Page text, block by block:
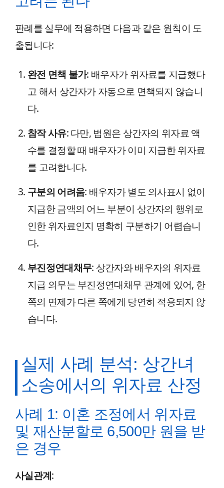
판례를 실무에 적용하면 다음과 같은 원칙이 도
출됩니다:
완전 면책 불가: 배우자가 위자료를 지급했다
고 해서 상간자가 자동으로 면책되지 않습니
다.
참작 사유: 다만, 법원은 상간자의 위자료 액
수를 결정할 때 배우자가 이미 지급한 위자료
를 고려합니다.
구분의 어려움: 배우자가 별도 의사표시 없이
지급한 금액의 어느 부분이 상간자의 행위로
인한 위자료인지 명확히 구분하기 어렵습니
다.
부진정연대채무: 상간자와 배우자의 위자료
지급 의무는 부진정연대채무 관계에 있어, 한
쪽의 면제가 다른 쪽에게 당연히 적용되지 않
습니다.
실제 사례 분석: 상간녀
소송에서의 위자료 산정
사례 1: 이혼 조정에서 위자료
및 재산분할로 6,500만 원을 받
은 경우
사실관계: